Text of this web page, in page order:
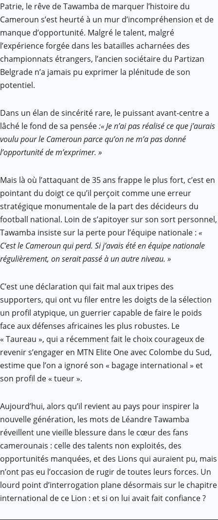
Patrie, le rêve de Tawamba de marquer l’histoire du
Cameroun s’est heurté à un mur d’incompréhension et de
manque d’opportunité. Malgré le talent, malgré
l’expérience forgée dans les batailles acharnées des
championnats étrangers, l’ancien sociétaire du Partizan
Belgrade n’a jamais pu exprimer la plénitude de son
potentiel.
Dans un élan de sincérité rare, le puissant avant-centre a
lâché le fond de sa pensée:« Je n’ai pas réalisé ce que j’aurais
voulu pour le Cameroun parce qu’on ne m’a pas donné
l’opportunité de m’exprimer. »
Mais là où l’attaquant de 35 ans frappe le plus fort, c’est en
pointant du doigt ce qu’il perçoit comme une erreur
stratégique monumentale de la part des décideurs du
football national. Loin de s’apitoyer sur son sort personnel,
Tawamba insiste sur la perte pour l’équipe nationale : «
C’est le Cameroun qui perd. Si j’avais été en équipe nationale
régulièrement, on serait passé à un autre niveau. »
C’est une déclaration qui fait mal aux tripes des
supporters, qui ont vu filer entre les doigts de la sélection
un profil atypique, un guerrier capable de faire le poids
face aux défenses africaines les plus robustes. Le
« Taureau », qui a récemment fait le choix courageux de
revenir s’engager en MTN Elite One avec Colombe du Sud,
estime que l’on a ignoré son « bagage international » et
son profil de « tueur ».
Aujourd’hui, alors qu’il revient au pays pour inspirer la
nouvelle génération, les mots de Léandre Tawamba
réveillent une vieille blessure dans le cœur des fans
camerounais : celle des talents non exploités, des
opportunités manquées, et des Lions qui auraient pu, mais
n’ont pas eu l’occasion de rugir de toutes leurs forces. Un
lourd point d’interrogation plane désormais sur le chapitre
international de ce Lion : et si on lui avait fait confiance ?